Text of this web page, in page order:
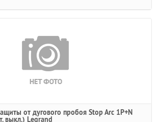
от дугового пробоя Stop Arc 1P+N
выкл.) Legrand